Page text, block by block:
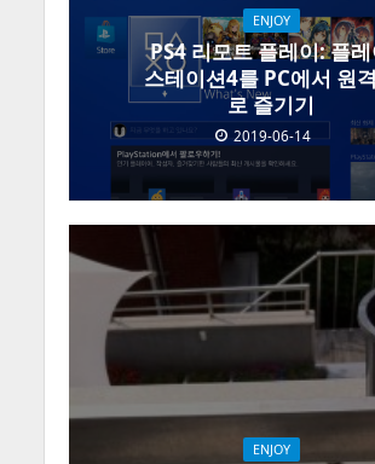
ENJOY
PS4 리모트 플레이: 플
스테이션4를 PC에서 원
로 즐기기
2019-06-14
ENJOY